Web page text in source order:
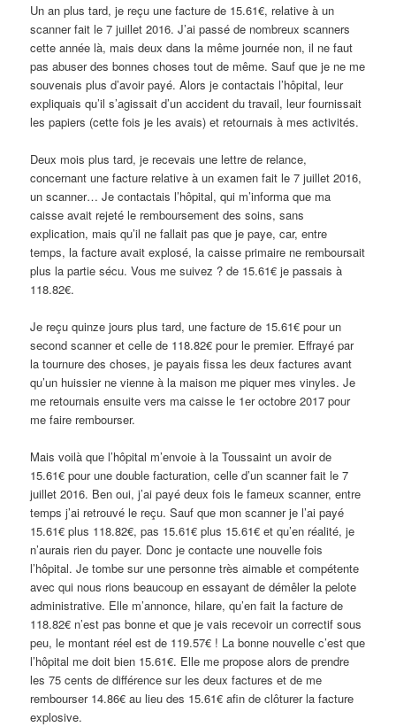
Un an plus tard, je reçu une facture de 15.61€, relative à un
scanner fait le 7 juillet 2016. J’ai passé de nombreux scanners
cette année là, mais deux dans la même journée non, il ne faut
pas abuser des bonnes choses tout de même. Sauf que je ne me
souvenais plus d’avoir payé. Alors je contactais l’hôpital, leur
expliquais qu’il s’agissait d’un accident du travail, leur fournissait
les papiers (cette fois je les avais) et retournais à mes activités.
Deux mois plus tard, je recevais une lettre de relance,
concernant une facture relative à un examen fait le 7 juillet 2016,
un scanner… Je contactais l’hôpital, qui m’informa que ma
caisse avait rejeté le remboursement des soins, sans
explication, mais qu’il ne fallait pas que je paye, car, entre
temps, la facture avait explosé, la caisse primaire ne remboursait
plus la partie sécu. Vous me suivez ? de 15.61€ je passais à
118.82€.
Je reçu quinze jours plus tard, une facture de 15.61€ pour un
second scanner et celle de 118.82€ pour le premier. Effrayé par
la tournure des choses, je payais fissa les deux factures avant
qu’un huissier ne vienne à la maison me piquer mes vinyles. Je
me retournais ensuite vers ma caisse le 1er octobre 2017 pour
me faire rembourser.
Mais voilà que l’hôpital m’envoie à la Toussaint un avoir de
15.61€ pour une double facturation, celle d’un scanner fait le 7
juillet 2016. Ben oui, j’ai payé deux fois le fameux scanner, entre
temps j’ai retrouvé le reçu. Sauf que mon scanner je l’ai payé
15.61€ plus 118.82€, pas 15.61€ plus 15.61€ et qu’en réalité, je
n’aurais rien du payer. Donc je contacte une nouvelle fois
l’hôpital. Je tombe sur une personne très aimable et compétente
avec qui nous rions beaucoup en essayant de démêler la pelote
administrative. Elle m’annonce, hilare, qu’en fait la facture de
118.82€ n’est pas bonne et que je vais recevoir un correctif sous
peu, le montant réel est de 119.57€ ! La bonne nouvelle c’est que
l’hôpital me doit bien 15.61€. Elle me propose alors de prendre
les 75 cents de différence sur les deux factures et de me
rembourser 14.86€ au lieu des 15.61€ afin de clôturer la facture
explosive.